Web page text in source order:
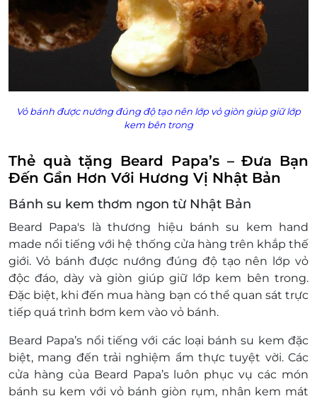
Vỏ bánh được nướng đúng độ tạo nên lớp vỏ giòn giúp giữ lớp
kem bên trong
Thẻ quà tặng Beard Papa’s – Đưa Bạn
Đến Gần Hơn Với Hương Vị Nhật Bản
Bánh su kem thơm ngon từ Nhật Bản
Beard Papa's là thương hiệu bánh su kem hand
made nổi tiếng với hệ thống cửa hàng trên khắp thế
giới. Vỏ bánh được nướng đúng độ tạo nên lớp vỏ
độc đáo, dày và giòn giúp giữ lớp kem bên trong.
Đặc biệt, khi đến mua hàng bạn có thể quan sát trực
tiếp quá trình bơm kem vào vỏ bánh.
Beard Papa’s nổi tiếng với các loại bánh su kem đặc
biệt, mang đến trải nghiệm ẩm thực tuyệt vời. Các
cửa hàng của Beard Papa’s luôn phục vụ các món
bánh su kem với vỏ bánh giòn rụm, nhân kem mát